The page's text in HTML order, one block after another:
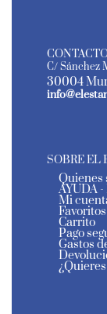
C/ Sánchez
30004
SOBRE EL
Quienes
AYUDA
Mi
Favoritos
Carrito
Pago
Gastos